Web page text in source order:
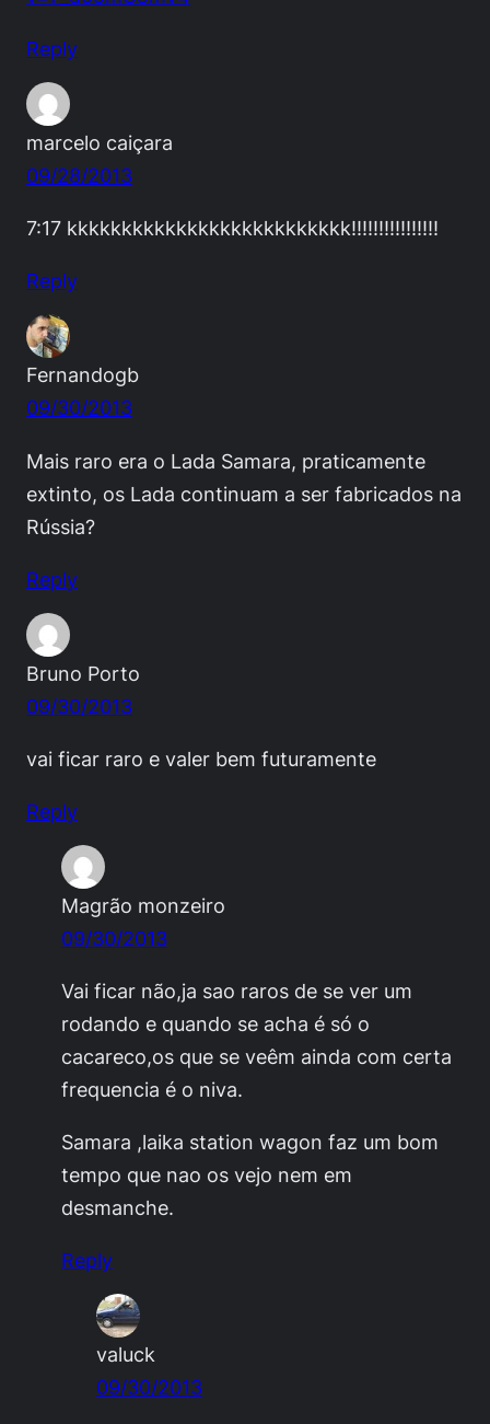
Reply
marcelo caiçara
09/28/2013
7:17 kkkkkkkkkkkkkkkkkkkkkkkkkk!!!!!!!!!!!!!!!!
Reply
Fernandogb
09/30/2013
Mais raro era o Lada Samara, praticamente
extinto, os Lada continuam a ser fabricados na
Rússia?
Reply
Bruno Porto
09/30/2013
vai ficar raro e valer bem futuramente
Reply
Magrão monzeiro
09/30/2013
Vai ficar não,ja sao raros de se ver um
rodando e quando se acha é só o
cacareco,os que se veêm ainda com certa
frequencia é o niva.
Samara ,laika station wagon faz um bom
tempo que nao os vejo nem em
desmanche.
Reply
valuck
09/30/2013